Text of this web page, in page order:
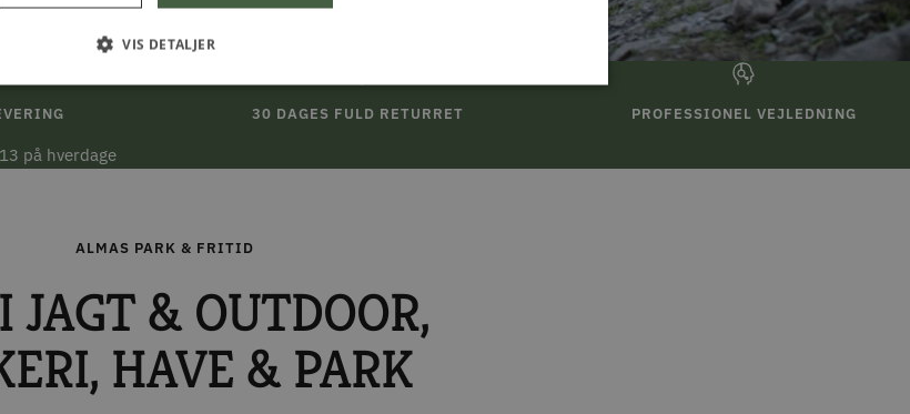
på hverdage
30 DAGES FULD RETURRET PROFESSIONEL VEJLEDNING
ALMAS PARK & FRITID
JAGT & OUTDOOR,
HAVE & PARK
VIS DETALJER